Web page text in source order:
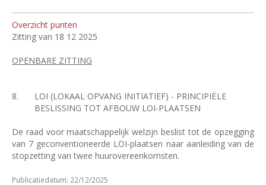
Overzicht punten
Zitting van 18 12 2025
OPENBARE ZITTING
8.
LOI (LOKAAL OPVANG INITIATIEF) - PRINCIPIËLE
BESLISSING TOT AFBOUW LOI-PLAATSEN
De raad voor maatschappelijk welzijn beslist tot de opzegging
van 7 geconventioneerde LOI-plaatsen naar aanleiding van de
stopzetting van twee huurovereenkomsten.
Publicatiedatum: 22/12/2025